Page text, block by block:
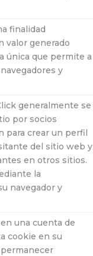
finalidad
valor generado
única que permite a
y
generalmente se
por socios
para crear un perfil
del sitio web y
en otros sitios.
la
navegador y
una cuenta de
cookie en su